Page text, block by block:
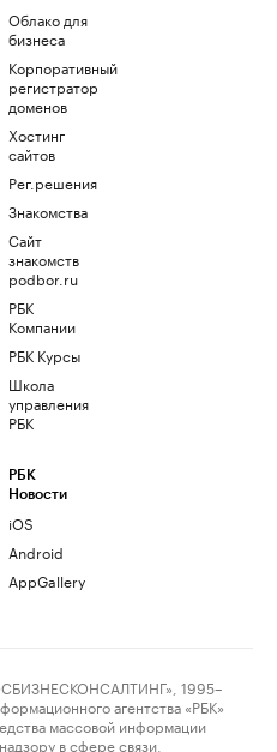
Облако для
бизнеса
Корпоративный
регистратор
доменов
Хостинг
сайтов
Рег.решения
Знакомства
Сайт
знакомств
podbor.ru
РБК
Компании
РБК Курсы
Школа
управления
РБК
РБК
Новости
iOS
Android
AppGallery
1995–
агентства «РБК»
массовой информации
в сфере связи,